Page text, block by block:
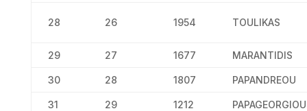
28 26 1954 TOULIKAS
29 27 1677 MARANTIDIS
30 28 1807 PAPANDREOU
31 29 1212 PAPAGEORGIOU